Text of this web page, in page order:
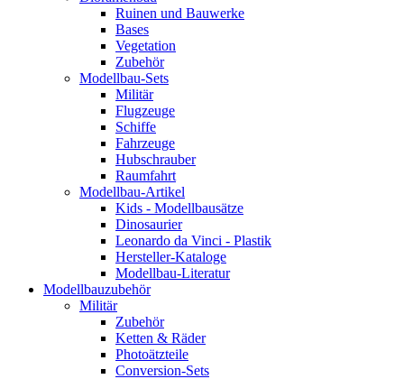
Ruinen und Bauwerke
Bases
Vegetation
Zubehör
Modellbau-Sets
Militär
Flugzeuge
Schiffe
Fahrzeuge
Hubschrauber
Raumfahrt
Modellbau-Artikel
Kids - Modellbausätze
Dinosaurier
Leonardo da Vinci - Plastik
Hersteller-Kataloge
Modellbau-Literatur
Modellbauzubehör
Militär
Zubehör
Ketten & Räder
Photoätzteile
Conversion-Sets